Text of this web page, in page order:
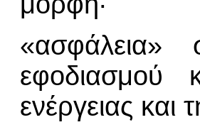
«ασφάλεια»
εφοδιασμού
ενέργειας και